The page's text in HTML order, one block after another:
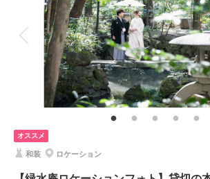
相談予約する
来店・オンライン
アルバム データ 150 カット
衣装追加 会食
家族と撮影 家族用衣装レンタル
その他含むもの
全データ（約3週間後のご納品 / 明るさ・色味補正済
メイクアテンド・ブーケ＆ブートニア（アーティフ
（靴、パニエ、ワイシャツ）
★ご希望の撮影時期に合わせてキャンペーン実施中★
大きいステンドグラスと重厚感のある空間でフォト
オススメ
和装 ロケーション